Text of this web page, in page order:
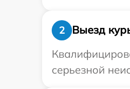
2
Выезд
серьезной